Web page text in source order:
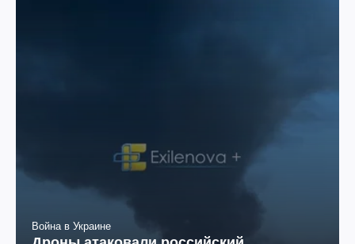
Война в Украине